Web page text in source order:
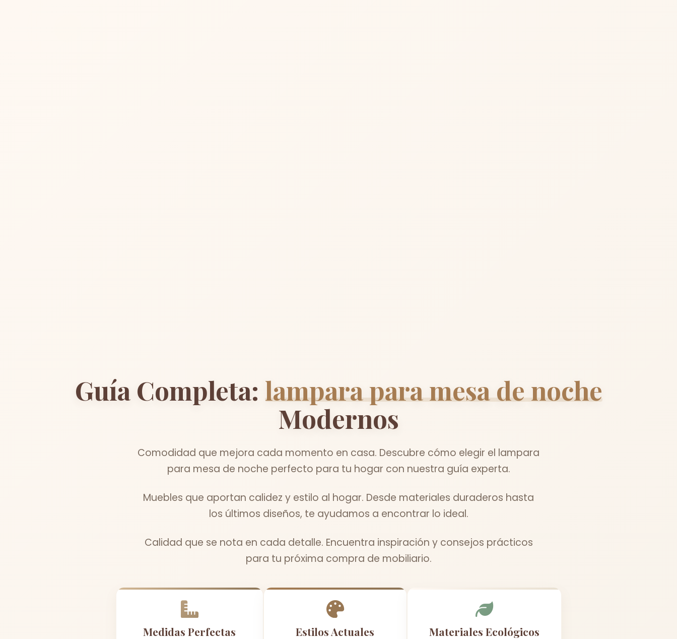
Guía Completa: lampara para mesa de noche
Modernos
Comodidad que mejora cada momento en casa. Descubre cómo elegir el lampara
para mesa de noche perfecto para tu hogar con nuestra guía experta.
Muebles que aportan calidez y estilo al hogar. Desde materiales duraderos hasta
los últimos diseños, te ayudamos a encontrar lo ideal.
Calidad que se nota en cada detalle. Encuentra inspiración y consejos prácticos
para tu próxima compra de mobiliario.
Medidas Perfectas Estilos Actuales Materiales Ecológicos